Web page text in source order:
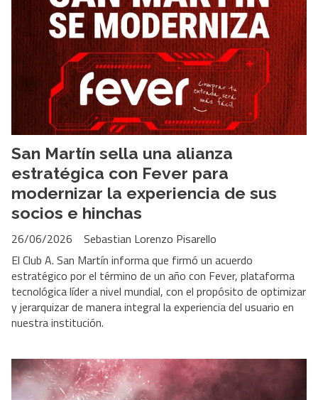
San Martín sella una alianza
estratégica con Fever para
modernizar la experiencia de sus
socios e hinchas
Sebastian Lorenzo Pisarello
26/06/2026
El Club A. San Martín informa que firmó un acuerdo
estratégico por el término de un año con Fever, plataforma
tecnológica líder a nivel mundial, con el propósito de optimizar
y jerarquizar de manera integral la experiencia del usuario en
nuestra institución.